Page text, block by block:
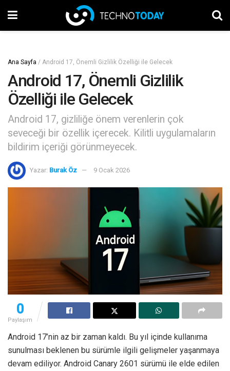
Ana Sayfa / Android 17, Önemli Gizlilik Özelliği ile Gelecek
Android 17, Önemli Gizlilik
Özelliği ile Gelecek
Android 17, gizliliğe önem verenlerin çok
seveceği bir özellik içerecek. Kilitli uygulamaların
bildirim içeriği görünmeyecek.
Yazar: Burak Öz 9 Ocak 2026
0
Paylaşım
Android 17’nin az bir zaman kaldı. Bu yıl içinde kullanıma
sunulması beklenen bu sürümle ilgili gelişmeler yaşanmaya
devam ediliyor. Android Canary 2601 sürümü ile elde edilen